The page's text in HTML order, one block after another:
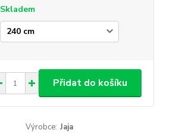
Skladem
Přidat do košíku
Výrobce: Jaja